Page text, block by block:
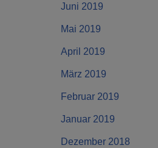
Juni 2019
Mai 2019
April 2019
März 2019
Februar 2019
Januar 2019
Dezember 2018